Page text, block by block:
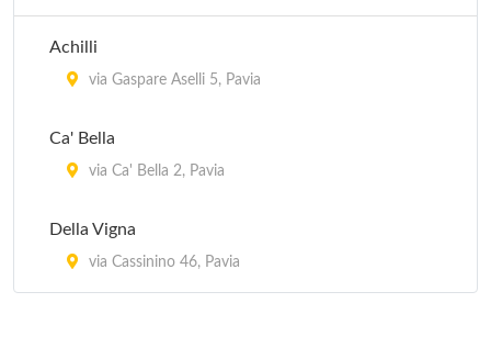
Achilli
via Gaspare Aselli 5, Pavia
Ca' Bella
via Ca' Bella 2, Pavia
Della Vigna
via Cassinino 46, Pavia